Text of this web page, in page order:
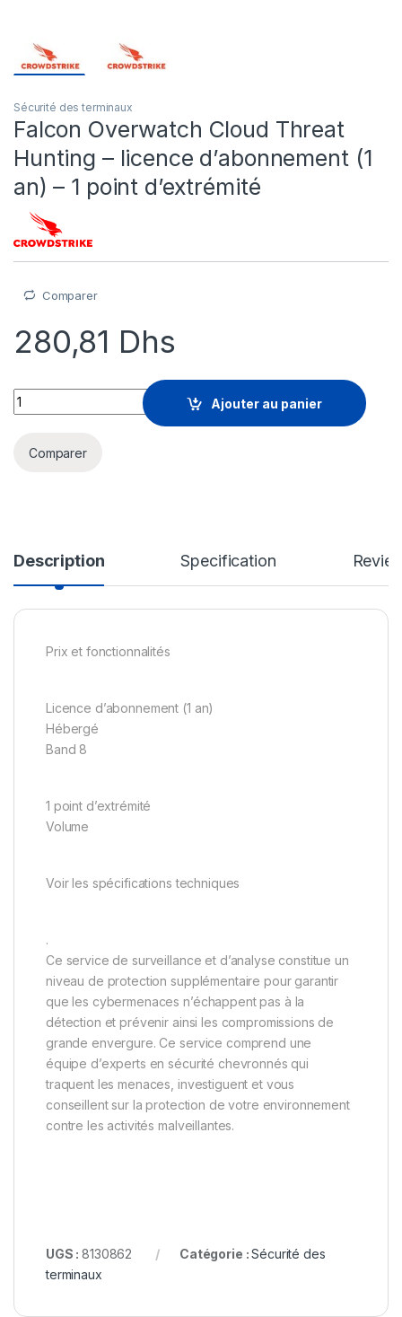
Sécurité des terminaux
Falcon Overwatch Cloud Threat
Hunting – licence d’abonnement (1
an) – 1 point d’extrémité
Comparer
280,81 Dhs
Falcon Overwatch Cloud Threat Hunting - licence
Ajouter au panier
Comparer
Description Specification
Prix et fonctionnalités
Licence d’abonnement (1 an)
Hébergé
Band 8
1 point d’extrémité
Volume
Voir les spécifications techniques
.
Ce service de surveillance et d’analyse constitue un
niveau de protection supplémentaire pour garantir
que les cybermenaces n’échappent pas à la
détection et prévenir ainsi les compromissions de
grande envergure. Ce service comprend une
équipe d’experts en sécurité chevronnés qui
traquent les menaces, investiguent et vous
conseillent sur la protection de votre environnement
contre les activités malveillantes.
UGS :8130862 Catégorie :Sécurité des
terminaux